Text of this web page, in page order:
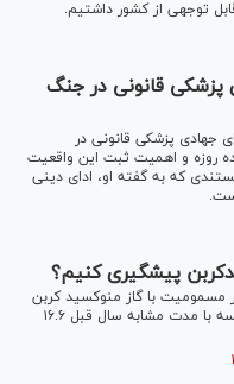
توجهی از کشور داشتیم.
پزشکی قانونی در جنگ
جهادی پزشکی قانونی در
روزه و اهمیت ثبت این واقعیت
که به گفته او، ادای دینی
پیشگیری کنیم؟
سال جاری ۲۷۴ نفر بر اثر مسمومیت با گاز منوکسید کربن
در کشور جان خود را از دست دادند که در مقایسه با مدت مشابه سال قبل ۱۶.۶